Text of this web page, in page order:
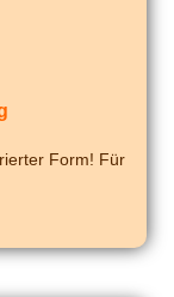
Form! Für